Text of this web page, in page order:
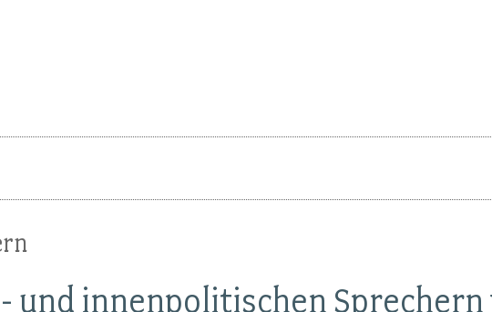
innenpolitischen Sprechern